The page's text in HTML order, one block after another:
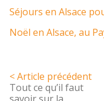
Séjours en Alsace
Noël en Alsace, au
< Article précédent
Tout ce qu’il faut